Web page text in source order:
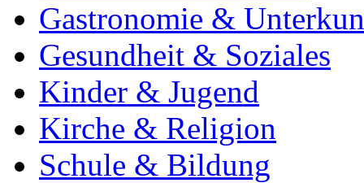
Gastronomie &
Gesundheit & Soziales
Kinder & Jugend
Kirche & Religion
Schule & Bildung